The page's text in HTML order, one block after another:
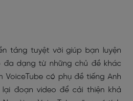
tảng tuyệt vời giúp bạn luyện
đa dạng từ những chủ đề khác
VoiceTube có phụ đề tiếng Anh
đoạn video để cải thiện khả